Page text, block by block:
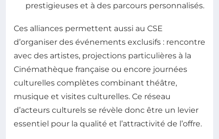
prestigieuses et à des parcours personnalisés.
Ces alliances permettent aussi au CSE
d’organiser des événements exclusifs : rencontre
avec des artistes, projections particulières à la
Cinémathèque française ou encore journées
culturelles complètes combinant théâtre,
musique et visites culturelles. Ce réseau
d’acteurs culturels se révèle donc être un levier
essentiel pour la qualité et l’attractivité de l’offre.